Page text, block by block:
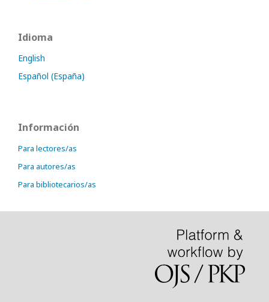
Idioma
English
Español (España)
Información
Para lectores/as
Para autores/as
Para bibliotecarios/as